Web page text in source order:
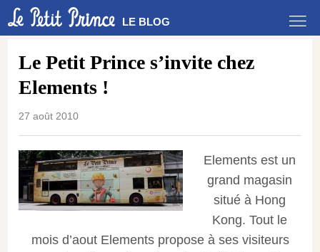
LE BLOG
Le Petit Prince s’invite chez
Elements !
27 août 2010
Elements est un
grand magasin
situé à Hong
Kong. Tout le
mois d’aout Elements propose à ses visiteurs